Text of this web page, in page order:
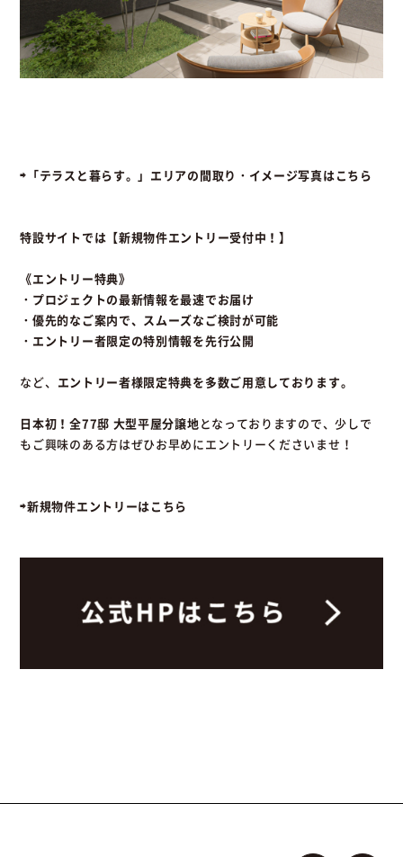
⇨「テラスと暮らす。」エリアの間取り・イメージ写真はこちら
特設サイトでは【新規物件エントリー受付中！】
《エントリー特典》
・プロジェクトの最新情報を最速でお届け
・優先的なご案内で、スムーズなご検討が可能
・エントリー者限定の特別情報を先行公開
など、 エントリー者様限定特典を多数ご用意しております。
日本初！全77邸 大型平屋分譲地となっておりますので、少しで
もご興味のある方はぜひお早めにエントリーくださいませ！
⇨新規物件エントリーはこちら